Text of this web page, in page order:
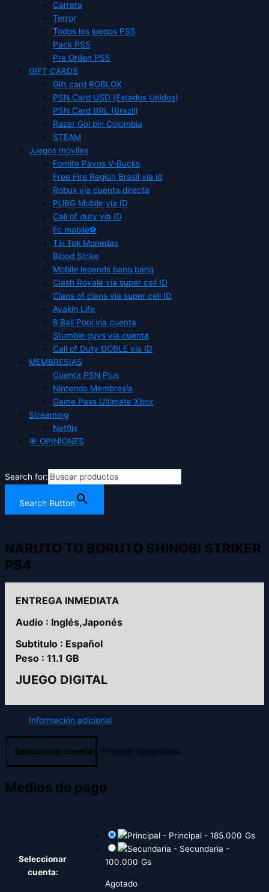
Carrera
Terror
Todos los juegos PS5
Pack PS5
Pre Orden PS5
GIFT CARDS
Gift card ROBLOX
PSN Card USD (Estados Unidos)
PSN Card BRL (Brazil)
Razer Gol pin Colombia
STEAM
Juegos móviles
Fornite Pavos V-Bucks
Free Fire Region Brasil via id
Robux vía cuenta directa
PUBG Mobile vía ID
Call of duty vía ID
Fc mobile⚽
Tik Tok Monedas
Blood Strike
Mobile legends bang bang
Clash Royale vía super cell ID
Clans of clans via super cell ID
Avakin Life
8 Ball Pool vía cuenta
Stumble guys vía cuenta
Call of Duty DOBLE via ID
MEMBRESIAS
Cuenta PSN Plus
Nintendo Membresía
Game Pass Ultimate Xbox
Streaming
Netflix
🎯 OPINIONES
Search for:
Search Button
NARUTO TO BORUTO SHINOBI STRIKER
PS4
ENTREGA INMEDIATA
Audio : Inglés,Japonés
Subtitulo : Español
Peso : 11.1 GB
JUEGO DIGITAL
Información adicional
Seleccionar cuenta: Principal, Secundaria
Medios de pago
Seleccionar
cuenta:
- Principal - 185.000 Gs
- Secundaria -
100.000 Gs
Agotado